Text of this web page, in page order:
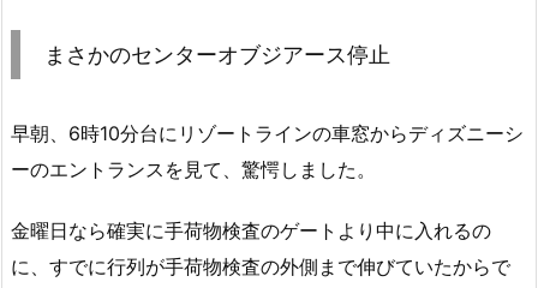
まさかのセンターオブジアース停止
早朝、6時10分台にリゾートラインの車窓からディズニーシ
ーのエントランスを見て、驚愕しました。
金曜日なら確実に手荷物検査のゲートより中に入れるの
に、すでに行列が手荷物検査の外側まで伸びていたからで